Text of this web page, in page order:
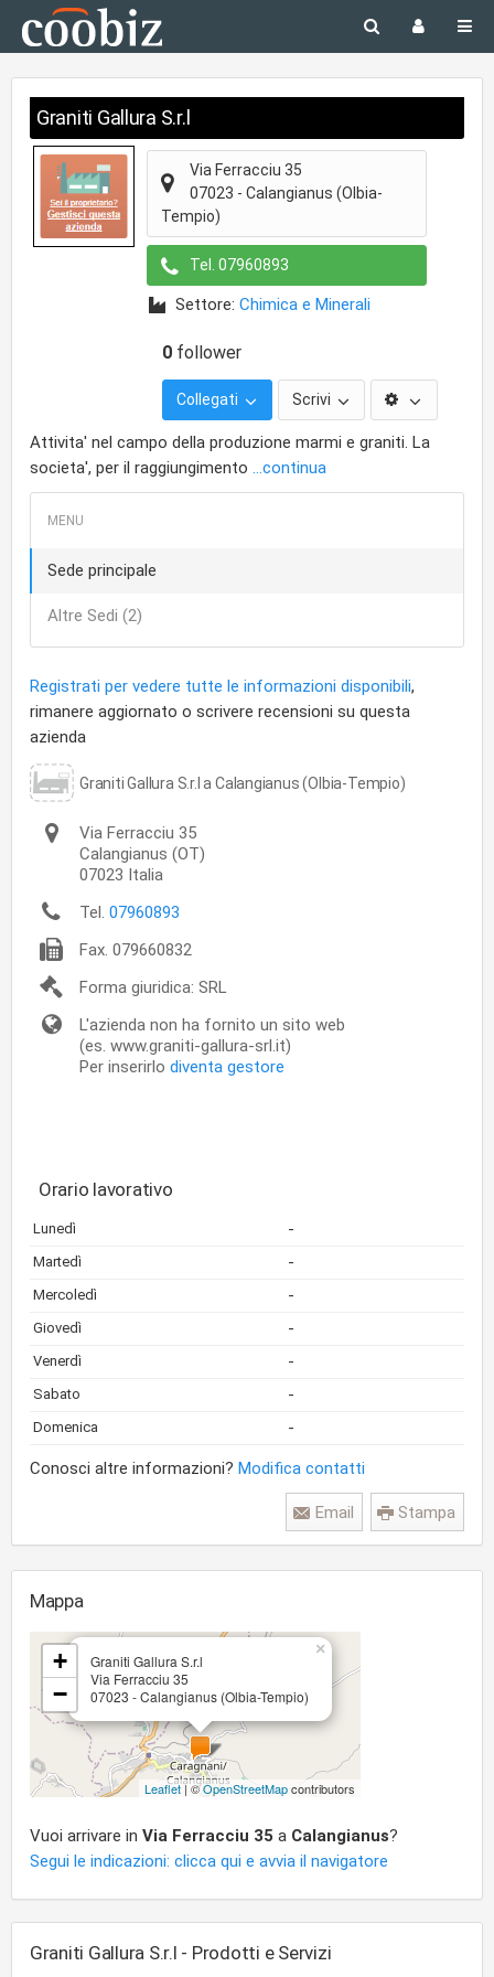
Graniti Gallura S.r.l
Via Ferracciu 35
07023 - Calangianus (Olbia-
Tempio)
Tel. 07960893
Settore: Chimica e Minerali
0 follower
Collegati Scrivi
Attivita' nel campo della produzione marmi e graniti. La
societa', per il raggiungimento ...continua
Sede principale
Altre Sedi (2)
Registrati per vedere tutte le informazioni disponibili,
rimanere aggiornato o scrivere recensioni su questa
azienda
Graniti Gallura S.r.l a Calangianus (Olbia-Tempio)
Via Ferracciu 35
Calangianus (OT)
07023 Italia
Tel. 07960893
Fax. 079660832
Forma giuridica: SRL
L'azienda non ha fornito un sito web
(es. www.graniti-gallura-srl.it)
Per inserirlo diventa gestore
Orario lavorativo
Lunedì -
Martedì -
Mercoledì -
Giovedì -
Venerdì -
Sabato -
Domenica -
Conosci altre informazioni? Modifica contatti
Stampa
Email
Mappa
Graniti Gallura S.r.l
Via Ferracciu 35
07023 - Calangianus (Olbia-Tempio)
×
+
−
Leaflet| ©OpenStreetMapcontributors
Vuoi arrivare in Via Ferracciu 35 a Calangianus?
Segui le indicazioni: clicca qui e avvia il navigatore
Graniti Gallura S.r.l - Prodotti e Servizi